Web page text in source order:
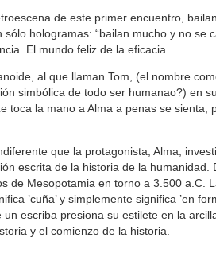
de este primer encuentro,
sólo hologramas: “bailan mucho y no se
El mundo feliz de la eficacia.
al que llaman Tom, (el nombre
simbólica de todo ser humanao?) en
toca la mano a Alma a penas se
que la protagonista, Alma,
escrita de la historia de la
de Mesopotamia en torno a 3.500 a.C.
’cuña’ y simplemente significa ’en
un escriba presiona su estilete en la
y el comienzo de la historia.